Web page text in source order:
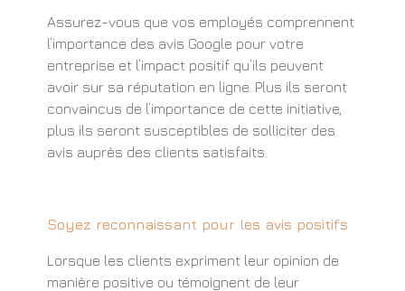
Assurez-vous que vos employés comprennent
l’importance des avis Google pour votre
entreprise et l’impact positif qu’ils peuvent
avoir sur sa réputation en ligne. Plus ils seront
convaincus de l’importance de cette initiative,
plus ils seront susceptibles de solliciter des
avis auprès des clients satisfaits.
Soyez reconnaissant pour les avis positifs
Lorsque les clients expriment leur opinion de
manière positive ou témoignent de leur